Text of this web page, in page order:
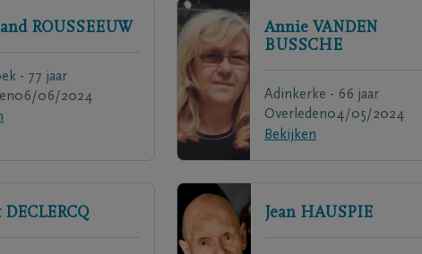
ROUSSEEUW
- 77 jaar
06/06/2024
Annie VANDEN
BUSSCHE
Adinkerke - 66 jaar
Overleden04/05/2024
Bekijken
DECLERCQ Jean HAUSPIE